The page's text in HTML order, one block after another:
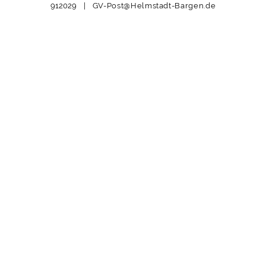
912029 | GV-Post@Helmstadt-Bargen.de